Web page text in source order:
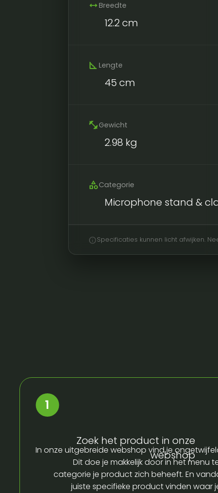
widthBreedte
12.2 cm
square_foot Lengte
45 cm
fitness_centerGewicht
2.98 kg
categoryCategorie
Microphone stand &
infoSpecificaties kunnen licht afwijken.
Zoek het product in onze
webshop
In onze uitgebreide webshop vind je
Dit doe je makkelijk door in het menu
categorie je product zich beheeft. En
juiste specifieke product vinden waar